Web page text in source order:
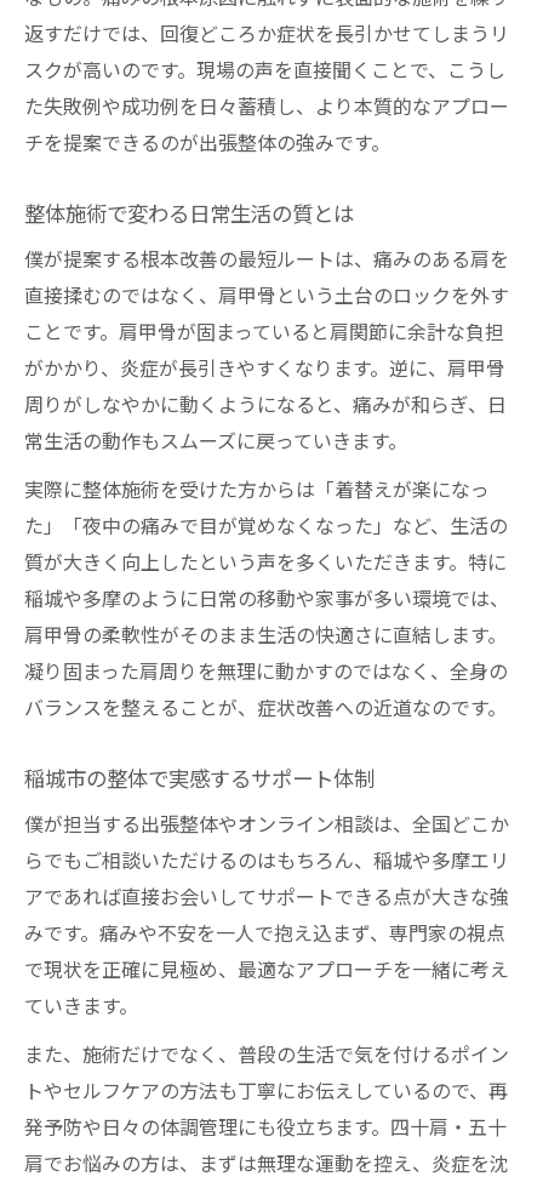
返すだけでは、回復どころか症状を長引かせてしまうリ
スクが高いのです。現場の声を直接聞くことで、こうし
た失敗例や成功例を日々蓄積し、より本質的なアプロー
チを提案できるのが出張整体の強みです。
整体施術で変わる日常生活の質とは
僕が提案する根本改善の最短ルートは、痛みのある肩を
直接揉むのではなく、肩甲骨という土台のロックを外す
ことです。肩甲骨が固まっていると肩関節に余計な負担
がかかり、炎症が長引きやすくなります。逆に、肩甲骨
周りがしなやかに動くようになると、痛みが和らぎ、日
常生活の動作もスムーズに戻っていきます。
実際に整体施術を受けた方からは「着替えが楽になっ
た」「夜中の痛みで目が覚めなくなった」など、生活の
質が大きく向上したという声を多くいただきます。特に
稲城や多摩のように日常の移動や家事が多い環境では、
肩甲骨の柔軟性がそのまま生活の快適さに直結します。
凝り固まった肩周りを無理に動かすのではなく、全身の
バランスを整えることが、症状改善への近道なのです。
稲城市の整体で実感するサポート体制
僕が担当する出張整体やオンライン相談は、全国どこか
らでもご相談いただけるのはもちろん、稲城や多摩エリ
アであれば直接お会いしてサポートできる点が大きな強
みです。痛みや不安を一人で抱え込まず、専門家の視点
で現状を正確に見極め、最適なアプローチを一緒に考え
ていきます。
また、施術だけでなく、普段の生活で気を付けるポイン
トやセルフケアの方法も丁寧にお伝えしているので、再
発予防や日々の体調管理にも役立ちます。四十肩・五十
肩でお悩みの方は、まずは無理な運動を控え、炎症を沈